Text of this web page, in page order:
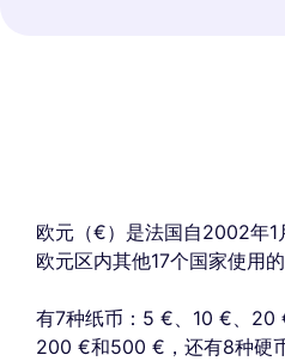
欧元（€）是法国自2002年1
欧元区内其他17个国家使用
有7种纸币：5 €、10 €、20
200 €和500 €，还有8种硬